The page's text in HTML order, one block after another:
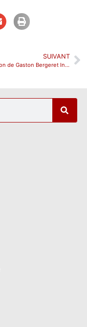
SUIVANT
Exposition de Gaston Bergeret Instant’aimés au cabinet d’amateur